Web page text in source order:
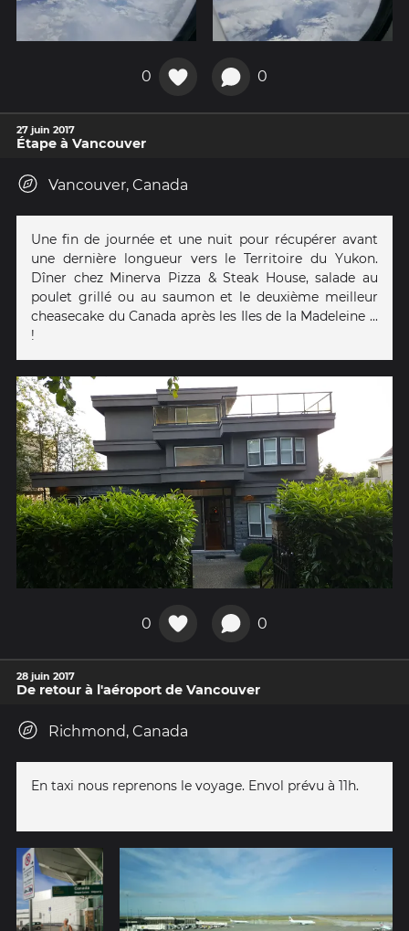
0 0
27 juin 2017
Étape à Vancouver
Vancouver, Canada
Une fin de journée et une nuit pour récupérer avant
une dernière longueur vers le Territoire du Yukon.
Dîner chez Minerva Pizza & Steak House, salade au
poulet grillé ou au saumon et le deuxième meilleur
cheasecake du Canada après les Iles de la Madeleine ...
!
0 0
28 juin 2017
De retour à l'aéroport de Vancouver
Richmond, Canada
En taxi nous reprenons le voyage. Envol prévu à 11h.